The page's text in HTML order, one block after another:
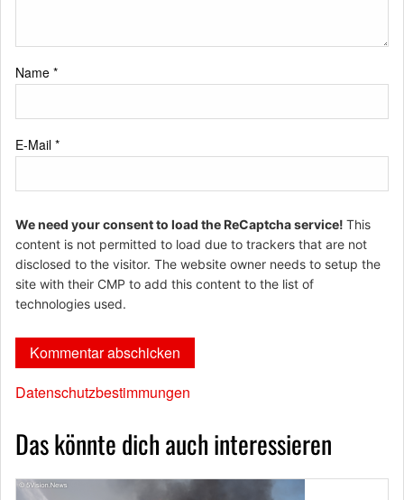
Name *
E-Mail *
We need your consent to load the ReCaptcha service! This
content is not permitted to load due to trackers that are not
disclosed to the visitor. The website owner needs to setup the
site with their CMP to add this content to the list of
technologies used.
Datenschutzbestimmungen
Das könnte dich auch interessieren